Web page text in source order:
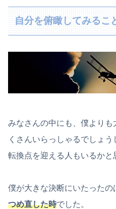
自分を俯瞰してみるこ
みなさんの中にも、僕より
くさんいらっしゃるでしょ
転換点を迎える人もいるかと
僕が大きな決断にいたったの
つめ直した時でした。